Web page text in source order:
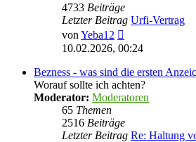
4733 Beiträge
Letzter Beitrag Urfi-Vertrag
von Yeba12
Beitrag
10.02.2026, 00:24
Bezness - was sind die ersten
Worauf sollte ich achten?
Moderator: Moderatoren
65 Themen
2516 Beiträge
Letzter Beitrag Re: Haltung